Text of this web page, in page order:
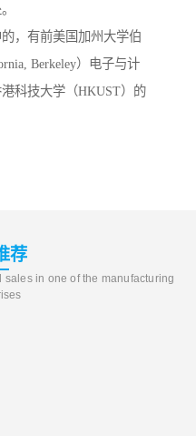
，有前美国加州大学伯
Berkeley）电子与计
科技大学（HKUST）的
荐
in one of the manufacturing